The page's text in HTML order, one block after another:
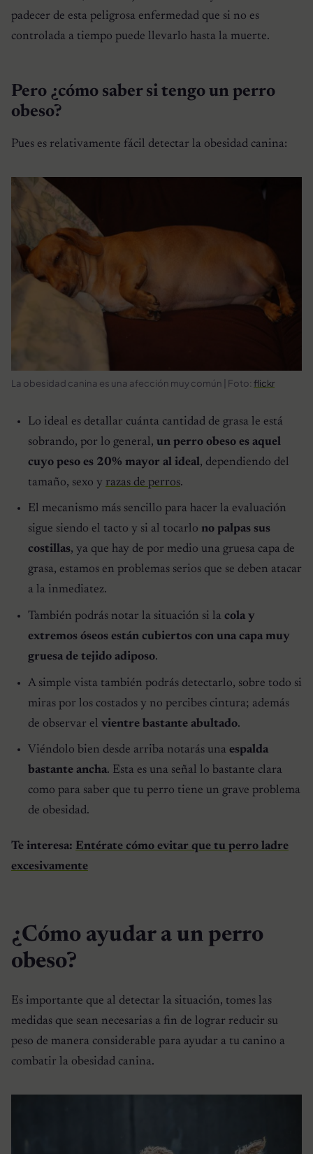
padecer de esta peligrosa enfermedad que si no es
controlada a tiempo puede llevarlo hasta la muerte.
Pero ¿cómo saber si tengo un perro
obeso?
Pues es relativamente fácil detectar la obesidad canina:
La obesidad canina es una afección muy común | Foto: flickr
Lo ideal es detallar cuánta cantidad de grasa le está
sobrando, por lo general, un perro obeso es aquel
cuyo peso es 20% mayor al ideal, dependiendo del
tamaño, sexo y razas de perros.
El mecanismo más sencillo para hacer la evaluación
sigue siendo el tacto y si al tocarlo no palpas sus
costillas, ya que hay de por medio una gruesa capa de
grasa, estamos en problemas serios que se deben atacar
a la inmediatez.
También podrás notar la situación si la cola y
extremos óseos están cubiertos con una capa muy
gruesa de tejido adiposo.
A simple vista también podrás detectarlo, sobre todo si
miras por los costados y no percibes cintura; además
de observar el vientre bastante abultado.
Viéndolo bien desde arriba notarás una espalda
bastante ancha. Esta es una señal lo bastante clara
como para saber que tu perro tiene un grave problema
de obesidad.
Te interesa: Entérate cómo evitar que tu perro ladre
excesivamente
¿Cómo ayudar a un perro
obeso?
Es importante que al detectar la situación, tomes las
medidas que sean necesarias a fin de lograr reducir su
peso de manera considerable para ayudar a tu canino a
combatir la obesidad canina.